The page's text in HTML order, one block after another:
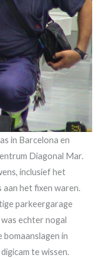
in Barcelona en
Diagonal Mar.
inclusief het
het fixen waren.
parkeergarage
echter nogal
bomaanslagen in
te wissen.